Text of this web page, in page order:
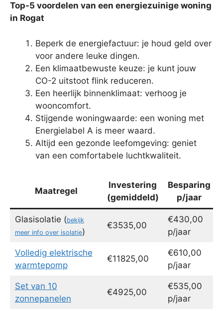
Top-5 voordelen van een energiezuinige woning
in Rogat
Beperk de energiefactuur: je houd geld over
voor andere leuke dingen.
Een klimaatbewuste keuze: je kunt jouw
CO-2 uitstoot flink reduceren.
Een heerlijk binnenklimaat: verhoog je
wooncomfort.
Stijgende woningwaarde: een woning met
Energielabel A is meer waard.
Altijd een gezonde leefomgeving: geniet
van een comfortabele luchtkwaliteit.
Maatregel
Investering
(gemiddeld)
Besparing
p/jaar
Glasisolatie (bekijk
meer info over isolatie)
€3535,00
€430,00
p/jaar
Volledig elektrische
warmtepomp
€11825,00
€610,00
p/jaar
Set van 10
zonnepanelen
€4925,00
€535,00
p/jaar